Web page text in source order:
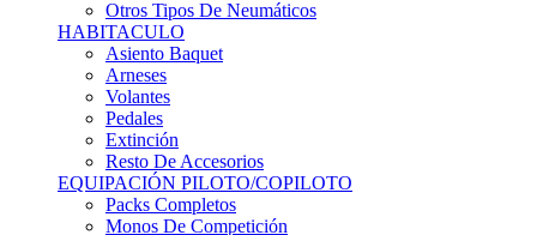
Otros Tipos De Neumáticos
HABITACULO
Asiento Baquet
Arneses
Volantes
Pedales
Extinción
Resto De Accesorios
EQUIPACIÓN PILOTO/COPILOTO
Packs Completos
Monos De Competición